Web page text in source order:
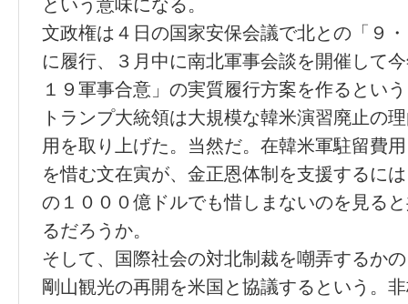
という意味になる。
文政権は４日の国家安保会議で北との「９
に履行、３月中に南北軍事会談を開催して
１９軍事合意」の実質履行方案を作るとい
トランプ大統領は大規模な韓米演習廃止の
用を取り上げた。当然だ。在韓米軍駐留費
を惜む文在寅が、金正恩体制を支援するに
の１０００億ドルでも惜しまないのを見る
るだろうか。
そして、国際社会の対北制裁を嘲弄するか
剛山観光の再開を米国と協議するという。